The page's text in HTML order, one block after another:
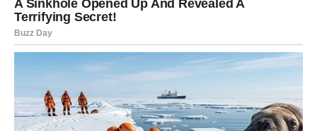
sudbine.
U narednih 15 dana upravo se to može dogoditi.
Jarčevi imaju priliku da ostvare značajan finansijski
napredak. Neki će dobiti povišicu, neki dodatni posao,